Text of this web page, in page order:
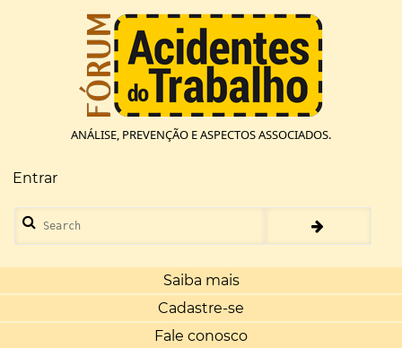
ANÁLISE, PREVENÇÃO E ASPECTOS ASSOCIADOS.
Menu
de
conta
de
usuário
Entrar
Search
Saiba mais
Cadastre-se
Fale conosco